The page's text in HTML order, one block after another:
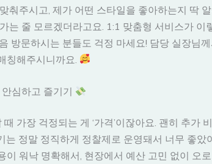
춰주시고, 제가 어떤 스타일을 좋아하는지 딱
는 줄 모르겠더라고요. 1:1 맞춤형 서비스가 이
방문하시는 분들도 걱정 마세요! 담당 실장님
칭해주시니까요.
심하고 즐기기
때 가장 걱정되는 게 ‘가격’이잖아요. 괜히 추가
는 정말 정직하게 정찰제로 운영돼서 너무 좋았
이 워낙 명확해서, 현장에서 예산 고민 없이 오